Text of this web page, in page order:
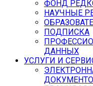
ФОНД
НАУЧНЫЕ
ПОДПИСКА
ДАННЫХ
УСЛУГИ И